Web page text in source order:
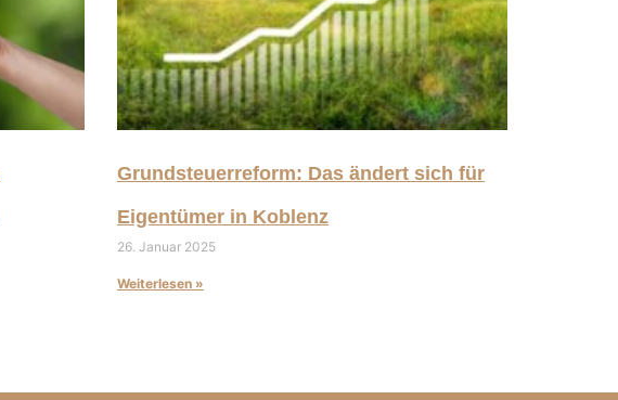
Grundsteuerreform: Das ändert sich für
Eigentümer in Koblenz
26. Januar 2025
Weiterlesen »